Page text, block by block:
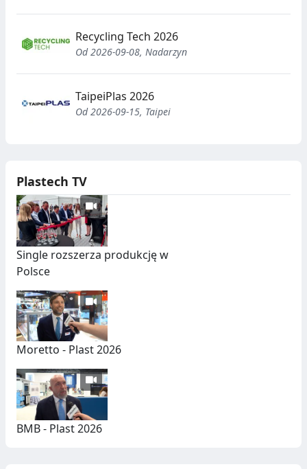
Recycling Tech 2026
Od 2026-09-08, Nadarzyn
TaipeiPlas 2026
Od 2026-09-15, Taipei
Plastech TV
Single rozszerza produkcję w
Polsce
Moretto - Plast 2026
BMB - Plast 2026